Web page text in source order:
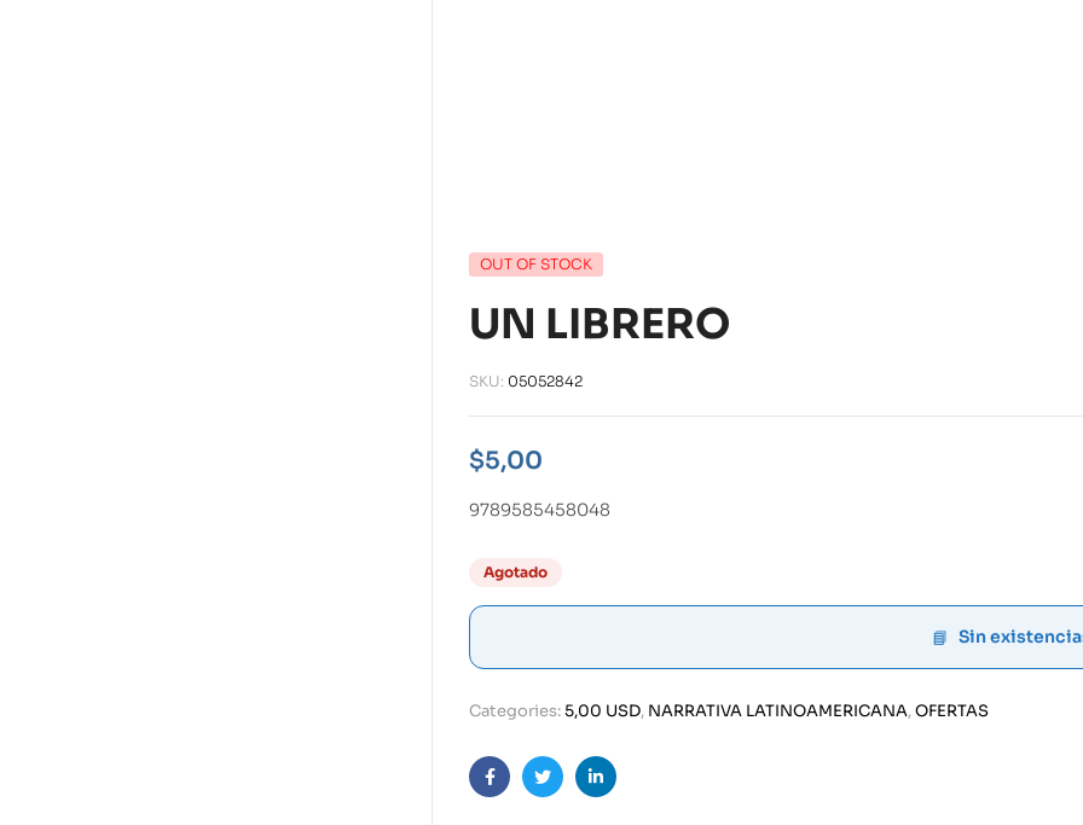
OUT OF STOCK
UN LIBRERO
SKU: 05052842
$5,00
9789585458048
Agotado
Sin
Categories:5,00 USD, NARRATIVA LATINOAMERICANA,OFERTAS
FacebookTwitterLinkedin